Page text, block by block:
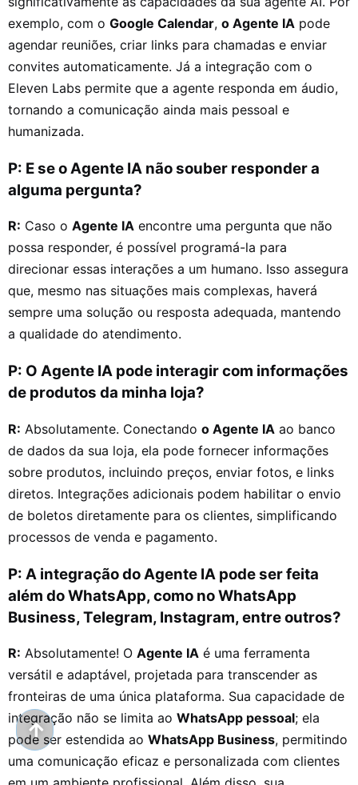
exemplo, com o Google Calendar, o Agente IA pode
agendar reuniões, criar links para chamadas e enviar
convites automaticamente. Já a integração com o
Eleven Labs permite que a agente responda em áudio,
tornando a comunicação ainda mais pessoal e
humanizada.
P: E se o Agente IA não souber responder a
alguma pergunta?
R: Caso o Agente IA encontre uma pergunta que não
possa responder, é possível programá-la para
direcionar essas interações a um humano. Isso assegura
que, mesmo nas situações mais complexas, haverá
sempre uma solução ou resposta adequada, mantendo
a qualidade do atendimento.
P: O Agente IA pode interagir com informações
de produtos da minha loja?
R: Absolutamente. Conectando o Agente IA ao banco
de dados da sua loja, ela pode fornecer informações
sobre produtos, incluindo preços, enviar fotos, e links
diretos. Integrações adicionais podem habilitar o envio
de boletos diretamente para os clientes, simplificando
processos de venda e pagamento.
P: A integração do Agente IA pode ser feita
além do WhatsApp, como no WhatsApp
Business, Telegram, Instagram, entre outros?
R: Absolutamente! O Agente IA é uma ferramenta
versátil e adaptável, projetada para transcender as
fronteiras de uma única plataforma. Sua capacidade de
integração não se limita ao WhatsApp pessoal; ela
pode ser estendida ao WhatsApp Business, permitindo
uma comunicação eficaz e personalizada com clientes